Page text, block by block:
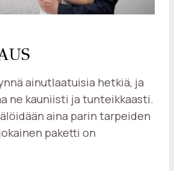
ainutlaatuisia hetkiä, ja
ne kauniisti ja tunteikkaasti.
aina parin tarpeiden
paketti on